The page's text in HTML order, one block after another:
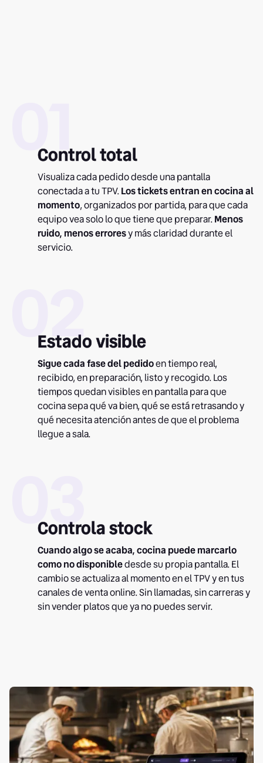
01
Control total
Visualiza cada pedido desde una pantalla
conectada a tu TPV.Los tickets entran en cocina al
momento, organizados por partida, para que cada
equipo vea solo lo que tiene que preparar.Menos
ruido, menos erroresy más claridad durante el
servicio.
02
Estado visible
Sigue cada fase del pedidoen tiempo real,
recibido, en preparación, listo y recogido. Los
tiempos quedan visibles en pantalla para que
cocina sepa qué va bien, qué se está retrasando y
qué necesita atención antes de que el problema
llegue a sala.
03
Controla stock
Cuando algo se acaba, cocina puede marcarlo
como no disponibledesde su propia pantalla. El
cambio se actualiza al momento en el TPV y en tus
canales de venta online. Sin llamadas, sin carreras y
sin vender platos que ya no puedes servir.